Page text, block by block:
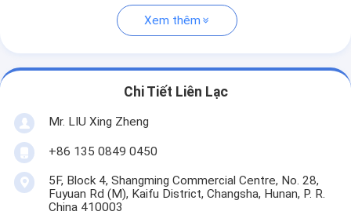
Xem thêm
Chi Tiết Liên Lạc
Mr. LIU Xing Zheng
+86 135 0849 0450
5F, Block 4, Shangming Commercial Centre, No. 28,
Fuyuan Rd (M), Kaifu District, Changsha, Hunan, P. R.
China 410003